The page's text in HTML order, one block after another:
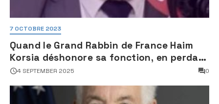
7 OCTOBRE 2023
Quand le Grand Rabbin de France Haim
Korsia déshonore sa fonction, en perdant
son sang froid
4 SEPTEMBER 2025 0